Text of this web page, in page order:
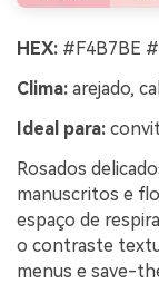
HEX: #F4B7BE
Clima: arejado,
Ideal para:
Rosados
manuscritos e
espaço de
o contraste
menus e save-